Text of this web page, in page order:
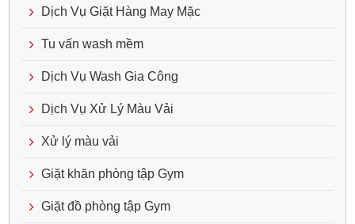
Dịch Vụ Giặt Hàng May Mặc
Tu vấn wash mềm
Dịch Vụ Wash Gia Công
Dịch Vụ Xử Lý Màu Vải
Xử lý màu vải
Giặt khăn phòng tập Gym
Giặt đồ phòng tập Gym